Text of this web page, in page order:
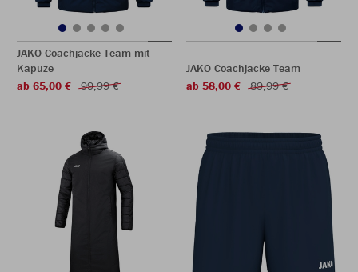
JAKO Coachjacke Team mit
Kapuze
ab 65,00 €
99,99 €
JAKO Coachjacke Team
ab 58,00 €
89,99 €